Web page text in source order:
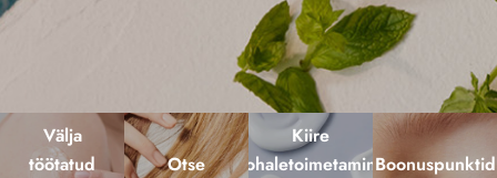
Välja
töötatud
Otse
Kiire
kohaletoimetamineBoonuspunktid